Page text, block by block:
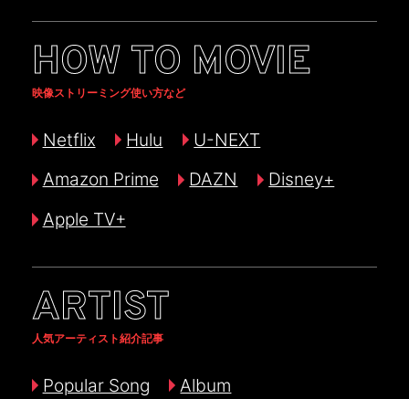
HOW TO MOVIE
映像ストリーミング使い方など
Netflix Hulu
U-NEXT
Amazon Prime
DAZN
Disney+
Apple TV+
ARTIST
人気アーティスト紹介記事
Popular Song Album